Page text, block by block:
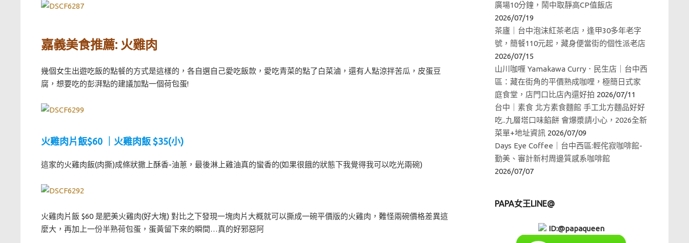
嘉義美食推薦: 火雞肉
幾個女生出遊吃飯的點餐的方式是這樣的，各自選自己愛吃飯款，愛吃青菜的點了白菜滷，還有人點涼拌苦瓜，皮蛋豆
腐，想要吃的彭湃點的建議加點一個荷包蛋!
火雞肉片飯$60 ｜火雞肉飯 $35(小)
這家的火雞肉飯(肉撕)成條狀撒上酥香-油蔥，最後淋上雞油真的蠻香的(如果很餓的狀態下我覺得我可以吃光兩碗)
火雞肉片飯 $60 是肥美火雞肉(好大塊) 對比之下發現一塊肉片大概就可以撕成一碗平價版的火雞肉，難怪兩碗價格差異這
麼大，再加上一份半熟荷包蛋，蛋黃留下來的瞬間…真的好邪惡阿
廣場10分鐘，鬧中取靜高CP值飯店
2026/07/19
茶廬｜台中泡沫紅茶老店，逢甲30多年老字
號，簡餐110元起，藏身便當街的個性派老店
2026/07/15
山川咖喱 Yamakawa Curry．民生店｜台中西
區：藏在街角的平價熟成咖哩，極簡日式家
庭食堂，店門口比店內還好拍 2026/07/11
台中｜素食 北方素食麵館 手工北方麵品好好
吃..九層塔口味餡餅 會爆漿請小心，2026全新
菜單+地址資訊 2026/07/09
Days Eye Coffee｜台中西區:輕侘寂咖啡館-
勤美、審計新村周邊質感系咖啡館
2026/07/07
PAPA女王LINE@
ID:@papaqueen